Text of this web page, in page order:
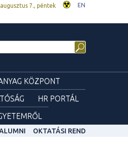
7., péntek EN
KÖZPONT
HR PORTÁL
OKTATÁSI REND